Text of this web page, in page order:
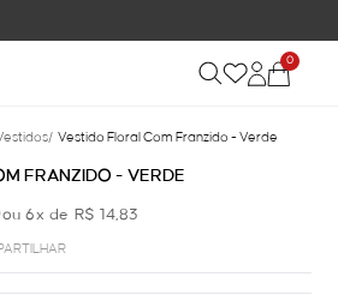
0
/ Vestido Floral Com Franzido - Verde
FRANZIDO - VERDE
ou 6x de R$ 14,83